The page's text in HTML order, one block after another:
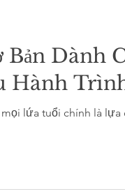
Bản Dành
Hành
lứa tuổi chính là